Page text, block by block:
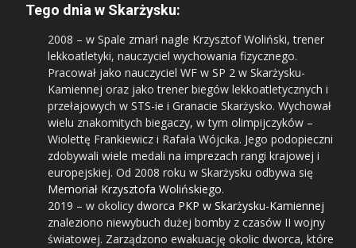
Tego dnia w Skarżysku:
2008 – w Spale zmarł nagle Krzysztof Woliński, trener
lekkoatletyki, nauczyciel wychowania fizycznego.
Pracował jako nauczyciel WF w SP 2 w Skarżysku-
Kamiennej oraz jako trener biegów lekkoatletycznych i
przełajowych w STS-ie i Granacie Skarżysko. Wychował
wielu znakomitych biegaczy, w tym olimpijczyków –
Wiolettę Frankiewicz i Rafała Wójcika. Jego podopieczni
zdobywali wiele medali na imprezach rangi krajowej i
europejskiej. Od 2008 roku w Skarżysku odbywa się
Memoriał Krzysztofa Wolińskiego.
2019 – w okolicy dworca PKP w Skarżysku-Kamiennej
znaleziono niewybuch dużej bomby z czasów II wojny
światowej. Zarządzono ewakuację okolic dworca, które